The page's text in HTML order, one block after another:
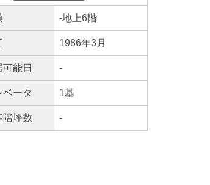
-地上6階
1986年3月
可能日 -
ベータ 1基
階坪数 -